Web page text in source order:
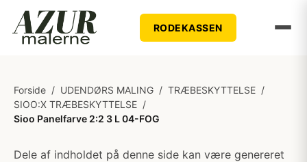
RODEKASSEN
Forside / UDENDØRS MALING / TRÆBESKYTTELSE /
SIOO:X TRÆBESKYTTELSE /
Sioo Panelfarve 2:2 3 L 04-FOG
Dele af indholdet på denne side kan være genereret